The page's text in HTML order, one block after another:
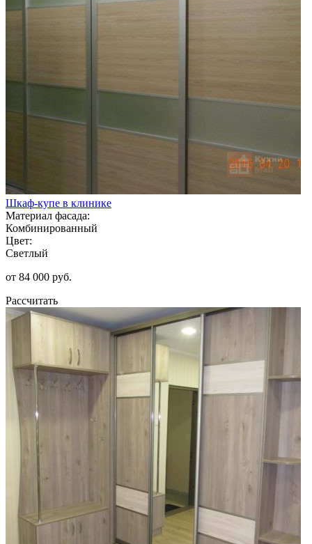
Шкаф-купе в клинике
Материал фасада:
Комбинированный
Цвет:
Светлый
от 84 000 руб.
Рассчитать